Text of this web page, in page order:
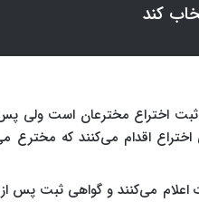
کند
اختراع مخترعان است ولی پس
اختراع اقدام می‌کنند که
اعلام می‌کنند و گواهی ثبت